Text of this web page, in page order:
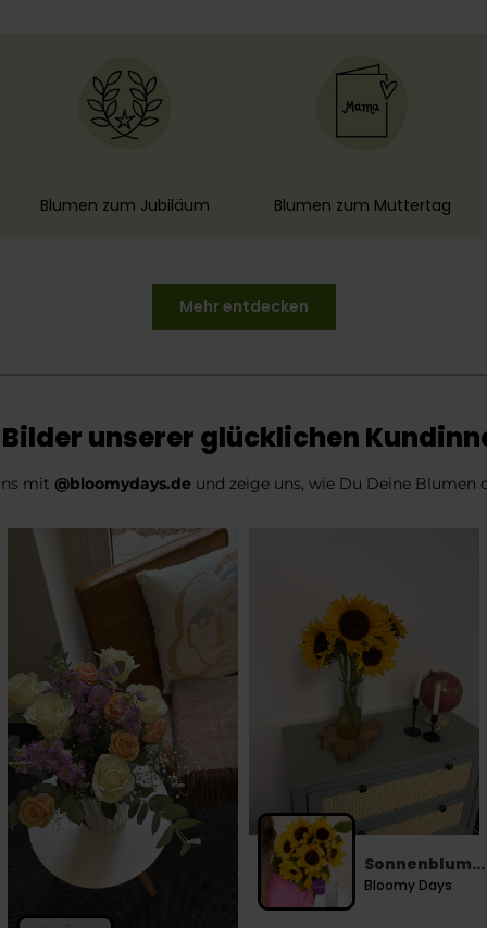
Blumen zum Jubiläum Blumen zum Muttertag
Mehr entdecken
unserer glücklichen
mit @bloomydays.de und zeige uns, wie Du Deine Blumen
Sonnenblumen
inkl. Vase
Bloomy Days